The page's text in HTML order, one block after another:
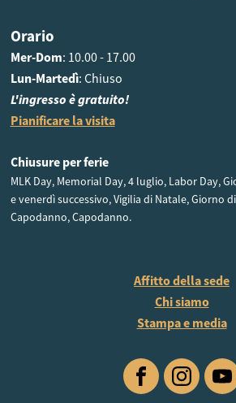
Orario
Mer-Dom: 10.00 - 17.00
Lun-Martedì: Chiuso
L'ingresso è gratuito!
Pianificare la visita
Chiusure per ferie
MLK Day, Memorial Day, 4 luglio, Labor Day,
e venerdì successivo, Vigilia di Natale, Giorno
Capodanno, Capodanno.
Affitto della sede
Chi siamo
Stampa e media
FacebookInstagram